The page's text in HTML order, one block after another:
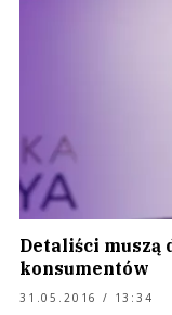
Detaliści muszą
konsumentów
31.05.2016 / 13:34